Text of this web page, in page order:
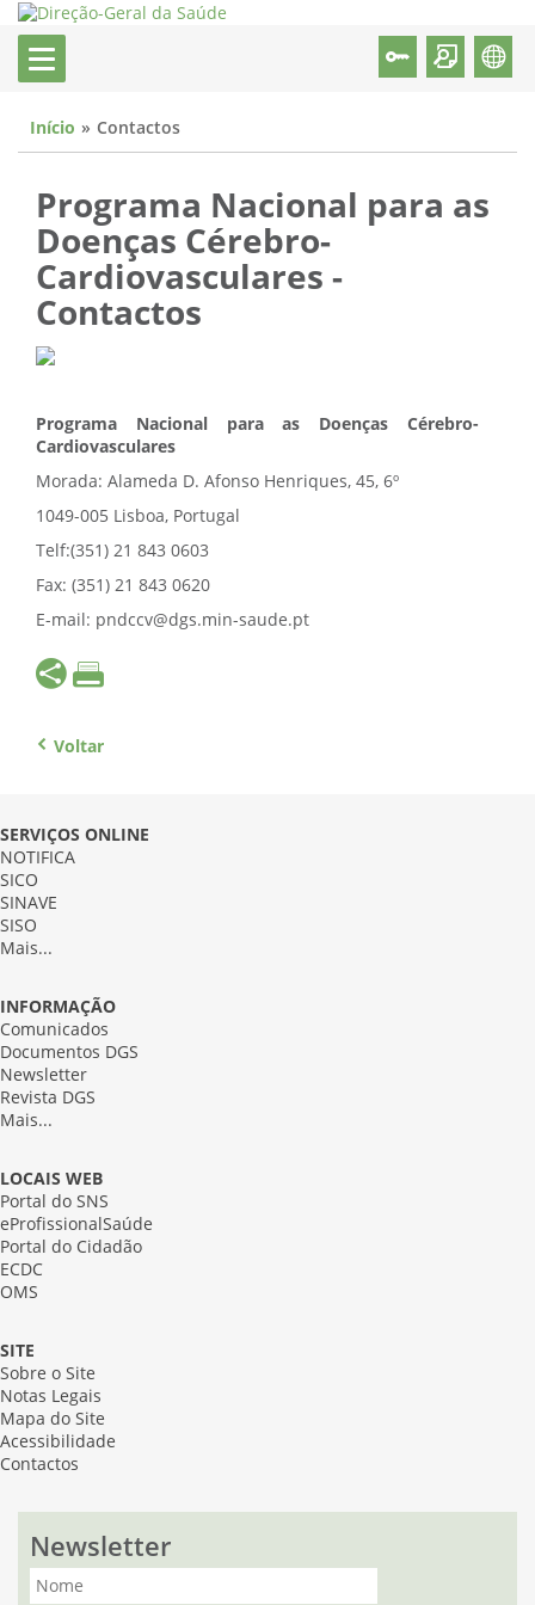
Início Contactos
Programa Nacional para as
Doenças Cérebro-
Cardiovasculares -
Contactos
Programa Nacional para as Doenças Cérebro-
Cardiovasculares
Morada: Alameda D. Afonso Henriques, 45, 6º
1049-005 Lisboa, Portugal
Telf:(351) 21 843 0603
Fax: (351) 21 843 0620
E-mail: pndccv@dgs.min-saude.pt
Voltar
SERVIÇOS ONLINE
NOTIFICA
SICO
SINAVE
SISO
Mais...
INFORMAÇÃO
Comunicados
Documentos DGS
Newsletter
Revista DGS
Mais...
LOCAIS WEB
Portal do SNS
eProfissionalSaúde
Portal do Cidadão
ECDC
OMS
SITE
Sobre o Site
Notas Legais
Mapa do Site
Acessibilidade
Contactos
Newsletter